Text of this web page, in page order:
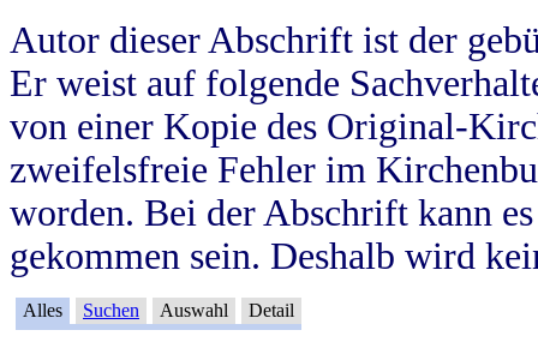
Autor dieser Abschrift ist der
Er weist auf folgende
von einer Kopie des Original-
zweifelsfreie Fehler im
worden. Bei der Abschrift kann
gekommen sein. Deshalb wird
Alles Suchen Auswahl Detail